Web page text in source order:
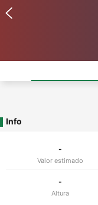
Info
-
Valor estimado
-
Altura